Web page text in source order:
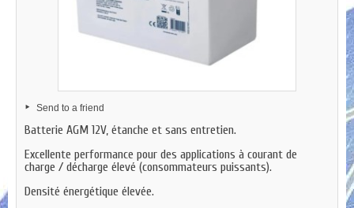
Send to a friend
Batterie AGM 12V, étanche et sans entretien.
Excellente performance pour des applications à courant de
charge / décharge élevé (consommateurs puissants).
Densité énergétique élevée.